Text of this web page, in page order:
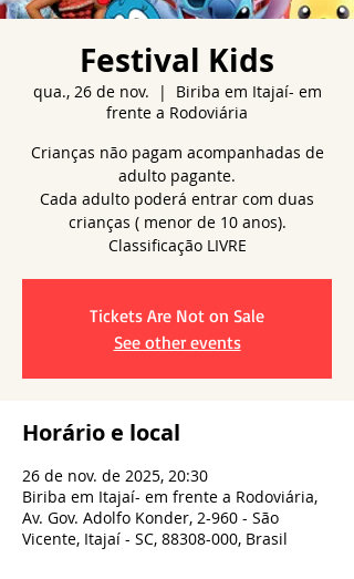
Festival Kids
qua., 26 de nov.
  |
Biriba em Itajaí- em
frente a Rodoviária
Crianças não pagam acompanhadas de
adulto pagante.
Cada adulto poderá entrar com duas
crianças ( menor de 10 anos).
Tickets Are Not on Sale
See other events
Horário e local
26 de nov. de 2025, 20:30
Biriba em Itajaí- em frente a Rodoviária,
Av. Gov. Adolfo Konder, 2-960 - São
Vicente, Itajaí - SC, 88308-000, Brasil